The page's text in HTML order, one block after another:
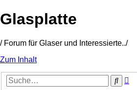
Glasplatte
/ Forum für Glaser und Interessierte../
Zum Inhalt
Suche